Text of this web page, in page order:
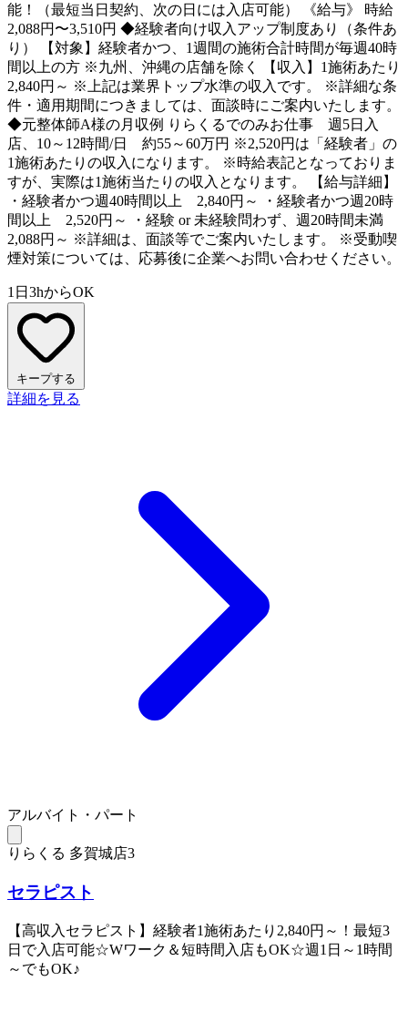
能！（最短当日契約、次の日には入店可能） 《給与》 時給
2,088円〜3,510円 ◆経験者向け収入アップ制度あり（条件あ
り） 【対象】経験者かつ、1週間の施術合計時間が毎週40時
間以上の方 ※九州、沖縄の店舗を除く 【収入】1施術あたり
2,840円～ ※上記は業界トップ水準の収入です。 ※詳細な条
件・適用期間につきましては、面談時にご案内いたします。
◆元整体師A様の月収例 りらくるでのみお仕事 週5日入
店、10～12時間/日 約55～60万円 ※2,520円は「経験者」の
1施術あたりの収入になります。 ※時給表記となっておりま
すが、実際は1施術当たりの収入となります。 【給与詳細】
・経験者かつ週40時間以上 2,840円～ ・経験者かつ週20時
間以上 2,520円～ ・経験 or 未経験問わず、週20時間未満
2,088円～ ※詳細は、面談等でご案内いたします。 ※受動喫
煙対策については、応募後に企業へお問い合わせください。
1日3hからOK
キープする
詳細を見る
アルバイト・パート
りらくる 多賀城店3
セラピスト
【高収入セラピスト】経験者1施術あたり2,840円～！最短3
日で入店可能☆Wワーク＆短時間入店もOK☆週1日～1時間
～でもOK♪